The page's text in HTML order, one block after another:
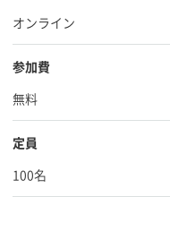
オンライン
参加費
無料
定員
100名